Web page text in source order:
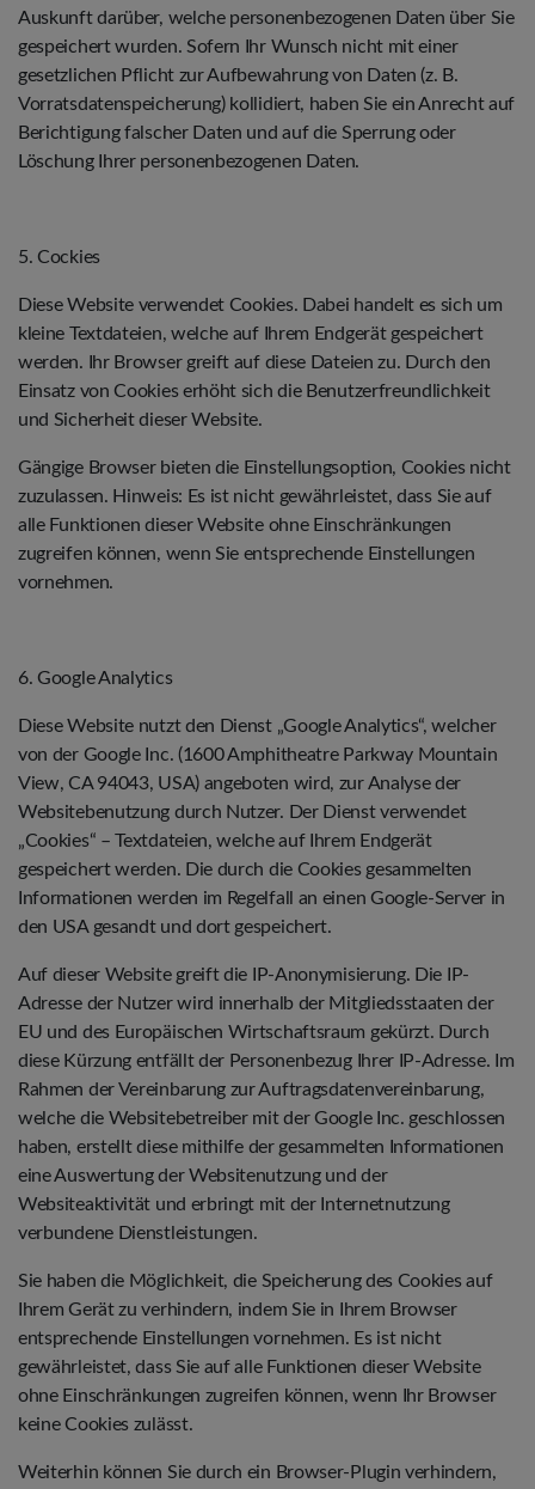
Auskunft darüber, welche personenbezogenen Daten über Sie
gespeichert wurden. Sofern Ihr Wunsch nicht mit einer
gesetzlichen Pflicht zur Aufbewahrung von Daten (z. B.
Vorratsdatenspeicherung) kollidiert, haben Sie ein Anrecht auf
Berichtigung falscher Daten und auf die Sperrung oder
Löschung Ihrer personenbezogenen Daten.
5. Cockies
Diese Website verwendet Cookies. Dabei handelt es sich um
kleine Textdateien, welche auf Ihrem Endgerät gespeichert
werden. Ihr Browser greift auf diese Dateien zu. Durch den
Einsatz von Cookies erhöht sich die Benutzerfreundlichkeit
und Sicherheit dieser Website.
Gängige Browser bieten die Einstellungsoption, Cookies nicht
zuzulassen. Hinweis: Es ist nicht gewährleistet, dass Sie auf
alle Funktionen dieser Website ohne Einschränkungen
zugreifen können, wenn Sie entsprechende Einstellungen
vornehmen.
6. Google Analytics
Diese Website nutzt den Dienst „Google Analytics“, welcher
von der Google Inc. (1600 Amphitheatre Parkway Mountain
View, CA 94043, USA) angeboten wird, zur Analyse der
Websitebenutzung durch Nutzer. Der Dienst verwendet
„Cookies“ – Textdateien, welche auf Ihrem Endgerät
gespeichert werden. Die durch die Cookies gesammelten
Informationen werden im Regelfall an einen Google-Server in
den USA gesandt und dort gespeichert.
Auf dieser Website greift die IP-Anonymisierung. Die IP-
Adresse der Nutzer wird innerhalb der Mitgliedsstaaten der
EU und des Europäischen Wirtschaftsraum gekürzt. Durch
diese Kürzung entfällt der Personenbezug Ihrer IP-Adresse. Im
Rahmen der Vereinbarung zur Auftragsdatenvereinbarung,
welche die Websitebetreiber mit der Google Inc. geschlossen
haben, erstellt diese mithilfe der gesammelten Informationen
eine Auswertung der Websitenutzung und der
Websiteaktivität und erbringt mit der Internetnutzung
verbundene Dienstleistungen.
Sie haben die Möglichkeit, die Speicherung des Cookies auf
Ihrem Gerät zu verhindern, indem Sie in Ihrem Browser
entsprechende Einstellungen vornehmen. Es ist nicht
gewährleistet, dass Sie auf alle Funktionen dieser Website
ohne Einschränkungen zugreifen können, wenn Ihr Browser
keine Cookies zulässt.
Weiterhin können Sie durch ein Browser-Plugin verhindern,